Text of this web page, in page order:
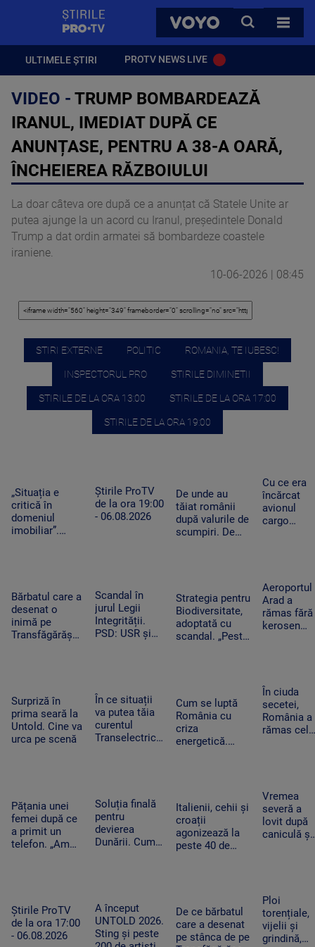
VOYO
CAUTA
TOATE
ULTIMELE ȘTIRI PROTV NEWS LIVE
VIDEO - TRUMP BOMBARDEAZĂ
IRANUL, IMEDIAT DUPĂ CE
ANUNȚASE, PENTRU A 38-A OARĂ,
ÎNCHEIEREA RĂZBOIULUI
La doar câteva ore după ce a anunțat că Statele Unite ar
putea ajunge la un acord cu Iranul, președintele Donald
Trump a dat ordin armatei să bombardeze coastele
iraniene.
10-06-2026 | 08:45
STIRI EXTERNE POLITIC ROMANIA, TE IUBESC!
INSPECTORUL PRO STIRILE DIMINETII
STIRILE DE LA ORA 13:00 STIRILE DE LA ORA 17:00
STIRILE DE LA ORA 19:00
„Situația e
critică în
domeniul
imobiliar”.
cauza
blocajului de la
ANCPI
Știrile ProTV
de la ora 19:00
- 06.08.2026
De unde au
tăiat românii
după valurile de
scumpiri. De
cumpărături
Cu ce era
încărcat
avionul
cargo
dronă cu
bombă pe
aeroportul
din Leipzig
Bărbatul care a
desenat o
inimă pe
Transfăgărășan
singurul”
Scandal în
jurul Legii
Integrității.
PSD: USR și
Strategia pentru
Biodiversitate,
adoptată cu
scandal. „Peste
Aeroportul
Arad a
rămas fără
kerosen
nu a ajuns
la timp
Surpriză în
prima seară la
Untold. Cine va
urca pe scenă
În ce situații
va putea tăia
curentul
Transelectrica.
industriali”
Cum se luptă
România cu
criza
energetică.
trebuie să ne
întoarcem în
beznă”
În ciuda
secetei,
România a
rămas cel
Recoltele
au atins
niveluri
record
Pățania unei
femei după ce
a primit un
telefon. „Am
așa ceva”
Soluția finală
pentru
devierea
Dunării. Cum
salveze
Reactorul 2 de
la Cernavodă
Italienii, cehii și
croații
agonizează la
peste 40 de
scăzut nivel
Vremea
severă a
lovit după
caniculă și
în timp ce
se
în Mureș
Știrile ProTV
de la ora 17:00
- 06.08.2026
A început
UNTOLD 2026.
Sting și peste
De ce bărbatul
care a desenat
pe stânca de pe
Ploi
torențiale,
vijelii și
grindină,